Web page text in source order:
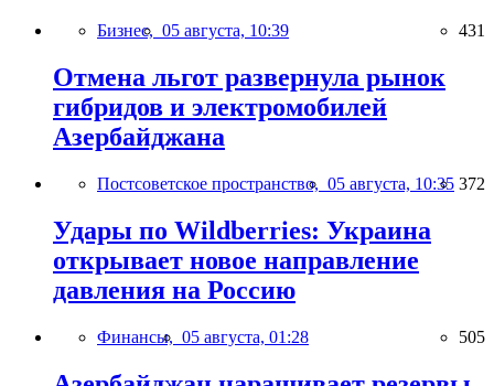
Бизнес, 05 августа, 10:39 431
Отмена льгот развернула рынок
гибридов и электромобилей
Азербайджана
Постсоветское пространство, 05 августа, 10:35 372
Удары по Wildberries: Украина
открывает новое направление
давления на Россию
Финансы, 05 августа, 01:28 505